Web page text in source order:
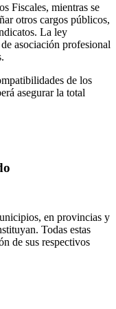
Fiscales, mientras se
otros cargos públicos,
La ley
asociación profesional
de los
asegurar la total
en provincias y
Todas estas
de sus respectivos